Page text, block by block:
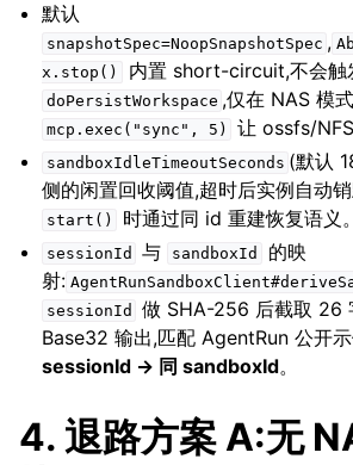
默认
snapshotSpec=NoopSnapshotSpec ,
x.stop()
内置 short-circuit,不会触
doPersistWorkspace ,仅在 NAS 模
mcp.exec("sync", 5) 让 ossfs/NFS
sandboxIdleTimeoutSeconds (默认
侧的闲置回收阈值,超时后实例自动
start() 时通过同 id 重建恢复语义。
sessionId 与 sandboxId
的映
射:
sessionId
做 SHA-256 后截取 26
Base32 输出,匹配 AgentRun 公开
sessionId → 同 sandboxId。
4. 退路方案 A:无